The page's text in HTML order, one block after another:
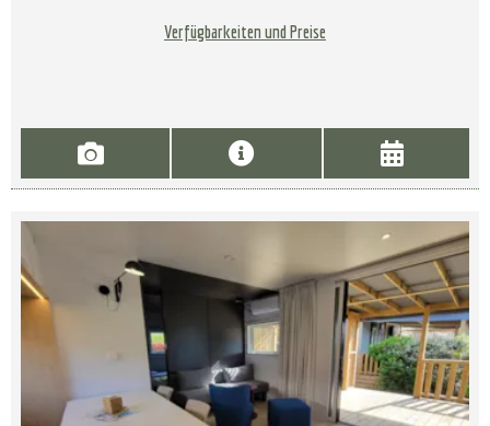
Verfügbarkeiten und Preise